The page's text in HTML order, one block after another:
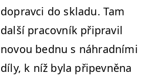
doprav­ci do skladu. Tam
další pra­cov­ník připrav­il
novou bed­nu s náhrad­ní­mi
díly, k níž byla připevně­na